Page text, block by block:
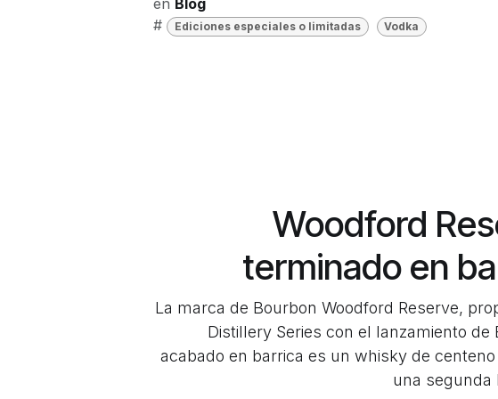
#
Ediciones especiales o limitadas Vodka
Woodford
terminado en
La marca de Bourbon Woodford Reserve,
Distillery Series con el lanzamiento
acabado en barrica es un whisky de
una segunda